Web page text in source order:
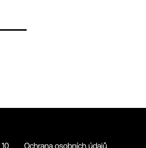
Ochrana osobních údajů